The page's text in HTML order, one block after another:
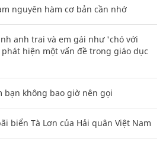
nguyên hàm cơ bản cần nhớ
anh trai và em gái như 'chó với
hiện một vấn đề trong giáo dục
bạn không bao giờ nên gọi
biển Tà Lơn của Hải quân Việt Nam